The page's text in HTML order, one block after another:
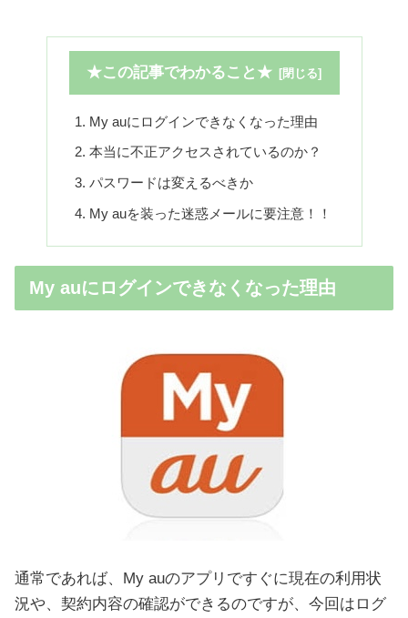
★この記事でわかること★
My auにログインできなくなった理由
本当に不正アクセスされているのか？
パスワードは変えるべきか
My auを装った迷惑メールに要注意！！
My auにログインできなくなった理由
通常であれば、My auのアプリですぐに現在の利用状
況や、契約内容の確認ができるのですが、今回はログ